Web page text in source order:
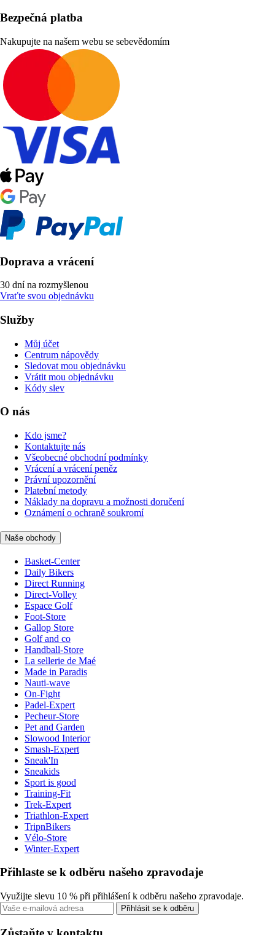
Bezpečná platba
Nakupujte na našem webu se sebevědomím
Doprava a vrácení
30 dní na rozmyšlenou
Vraťte svou objednávku
Služby
Můj účet
Centrum nápovědy
Sledovat mou objednávku
Vrátit mou objednávku
Kódy slev
O nás
Kdo jsme?
Kontaktujte nás
Všeobecné obchodní podmínky
Vrácení a vrácení peněz
Právní upozornění
Platební metody
Náklady na dopravu a možnosti doručení
Oznámení o ochraně soukromí
Naše obchody
Basket-Center
Daily Bikers
Direct Running
Direct-Volley
Espace Golf
Foot-Store
Gallop Store
Golf and co
Handball-Store
La sellerie de Maé
Made in Paradis
Nauti-wave
On-Fight
Padel-Expert
Pecheur-Store
Pet and Garden
Slowood Interior
Smash-Expert
Sneak'In
Sneakids
Sport is good
Training-Fit
Trek-Expert
Triathlon-Expert
TripnBikers
Vélo-Store
Winter-Expert
Přihlaste se k odběru našeho zpravodaje
Využijte slevu 10 % při přihlášení k odběru našeho zpravodaje.
Přihlásit se k odběru